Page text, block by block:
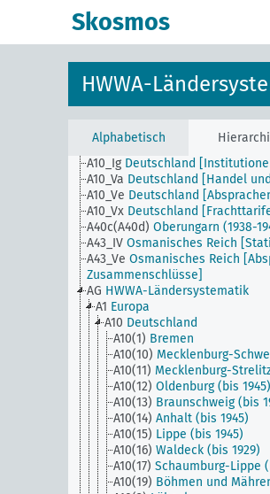
Skosmos
HWWA-
Alphabetisch
Deutschland [Allgemeines]
A10_IV Deutschland [Statistische
A10_Ic
A10_Ig Deutschland
A10_Va Deutschland [Handel
A10_Ve Deutschland
A10_Vx Deutschland
A40c(A40d) Oberungarn (1938-
A43_IV Osmanisches Reich
A43_Ve Osmanisches Reich
Zusammenschlüsse]
AG HWWA-Ländersystematik
A1 Europa
A10 Deutschland
A10(1) Bremen
A10(10) Mecklenburg-
A10(11) Mecklenburg-
A10(12) Oldenburg (bis 1945)
A10(13) Braunschweig (bis
A10(14) Anhalt (bis 1945)
A10(15) Lippe (bis 1945)
A10(16) Waldeck (bis 1929)
A10(17) Schaumburg-Lippe
A10(19) Böhmen und